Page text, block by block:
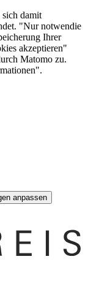
damit
"Nur notwendie
Ihrer
akzeptieren"
Matomo zu.
anpassen